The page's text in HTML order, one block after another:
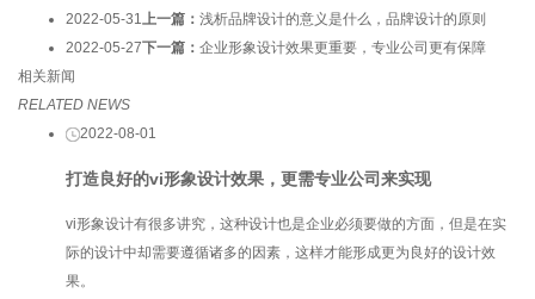
2022-05-31上一篇： 浅析品牌设计的意义是什么，品牌设计的原则
2022-05-27下一篇： 企业形象设计效果更重要，专业公司更有保障
相关新闻
RELATED NEWS
2022-08-01
打造良好的vi形象设计效果，更需专业公司来实现
vi形象设计有很多讲究，这种设计也是企业必须要做的方面，但是在实
际的设计中却需要遵循诸多的因素，这样才能形成更为良好的设计效
果。